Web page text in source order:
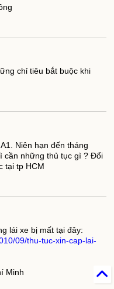
chỉ tiêu bắt buộc khi
Niên hạn đến tháng
cần những thủ tục gì ? Đổi
tại tp HCM
lái xe bị mất tại đây:
09/thu-tuc-xin-cap-lai-
Minh